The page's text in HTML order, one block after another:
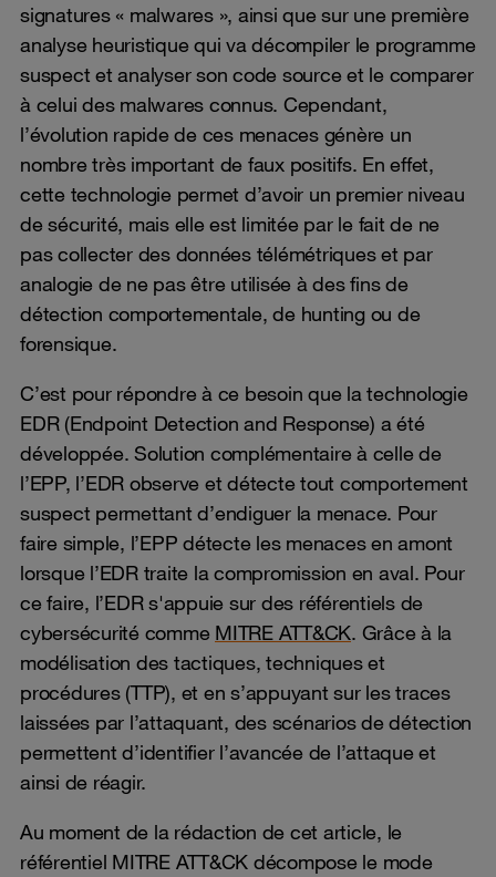
signatures « malwares », ainsi que sur une première
analyse heuristique qui va décompiler le programme
suspect et analyser son code source et le comparer
à celui des malwares connus. Cependant,
l’évolution rapide de ces menaces génère un
nombre très important de faux positifs. En effet,
cette technologie permet d’avoir un premier niveau
de sécurité, mais elle est limitée par le fait de ne
pas collecter des données télémétriques et par
analogie de ne pas être utilisée à des fins de
détection comportementale, de hunting ou de
forensique.
C’est pour répondre à ce besoin que la technologie
EDR (Endpoint Detection and Response) a été
développée. Solution complémentaire à celle de
l’EPP, l’EDR observe et détecte tout comportement
suspect permettant d’endiguer la menace. Pour
faire simple, l’EPP détecte les menaces en amont
lorsque l’EDR traite la compromission en aval. Pour
ce faire, l’EDR s'appuie sur des référentiels de
cybersécurité comme MITRE ATT&CK. Grâce à la
modélisation des tactiques, techniques et
procédures (TTP), et en s’appuyant sur les traces
laissées par l’attaquant, des scénarios de détection
permettent d’identifier l’avancée de l’attaque et
ainsi de réagir.
Au moment de la rédaction de cet article, le
référentiel MITRE ATT&CK décompose le mode